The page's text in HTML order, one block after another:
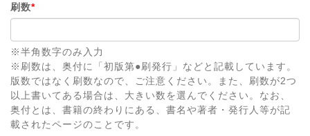
刷数*
※半角数字のみ入力
※刷数は、奥付に「初版第●刷発行」などと記載しています。
版数ではなく刷数なので、ご注意ください。また、刷数が2つ
以上書いてある場合は、大きい数を選んでください。なお、
奥付とは、書籍の終わりにある、書名や著者・発行人等が記
載されたページのことです。